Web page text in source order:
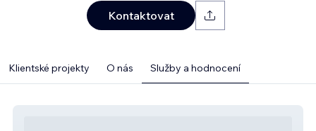
Kontaktovat
Klientské projekty O nás Služby a hodnocení